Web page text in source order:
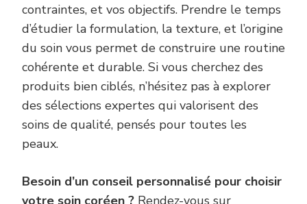
contraintes, et vos objectifs. Prendre le temps
d’étudier la formulation, la texture, et l’origine
du soin vous permet de construire une routine
cohérente et durable. Si vous cherchez des
produits bien ciblés, n’hésitez pas à explorer
des sélections expertes qui valorisent des
soins de qualité, pensés pour toutes les
peaux.
Besoin d’un conseil personnalisé pour choisir
votre soin coréen ? Rendez-vous sur